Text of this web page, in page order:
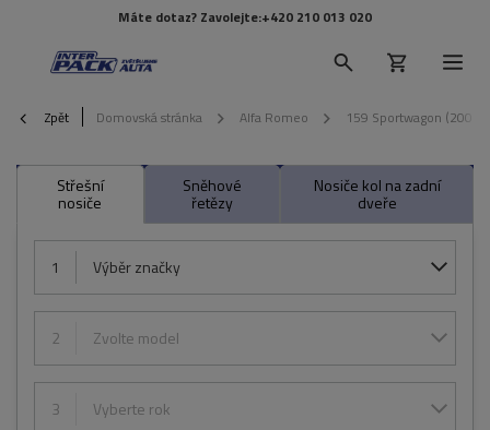
Máte dotaz? Zavolejte:+420 210 013 020
Zpět Domovská stránka Alfa Romeo 159 Sportwagon
Střešní
nosiče
Sněhové
řetězy
Nosiče kol na zadní
dveře
1 Výběr značky
2 Zvolte model
3 Vyberte rok